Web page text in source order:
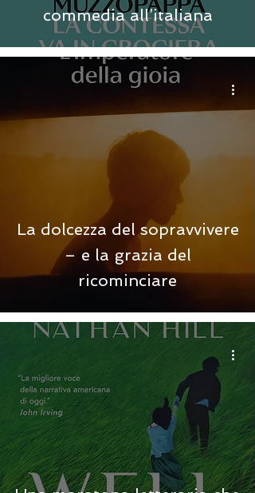
commedia all’italiana
La dolcezza del sopravvivere
– e la grazia del
ricominciare